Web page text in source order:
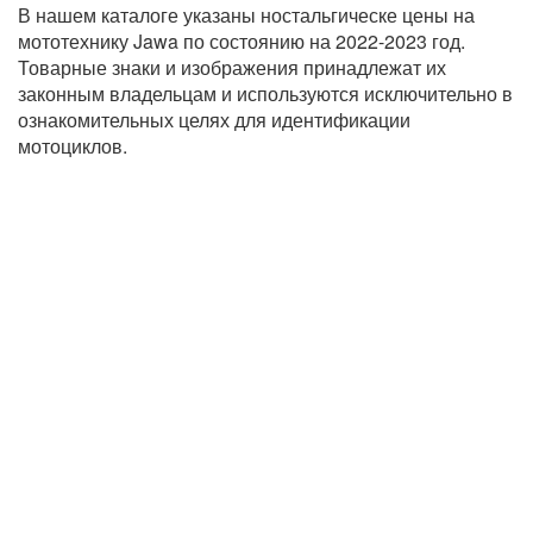
В нашем каталоге указаны ностальгическе цены на
мототехнику Jawa по состоянию на 2022-2023 год.
Товарные знаки и изображения принадлежат их
законным владельцам и используются исключительно в
ознакомительных целях для идентификации
мотоциклов.